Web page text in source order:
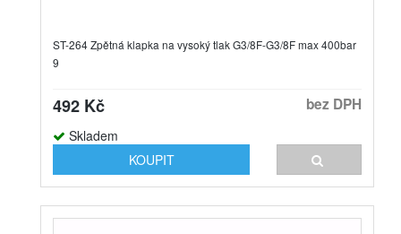
ST-264 Zpětná klapka na vysoký tlak G3/8F-G3/8F max 400bar
9
492 Kč bez DPH
Skladem
KOUPIT